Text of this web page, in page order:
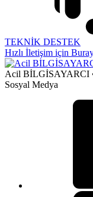
TEKNİK DESTEK
Hızlı İletişim için
Acil BİLGİSAYARCI
Sosyal Medya